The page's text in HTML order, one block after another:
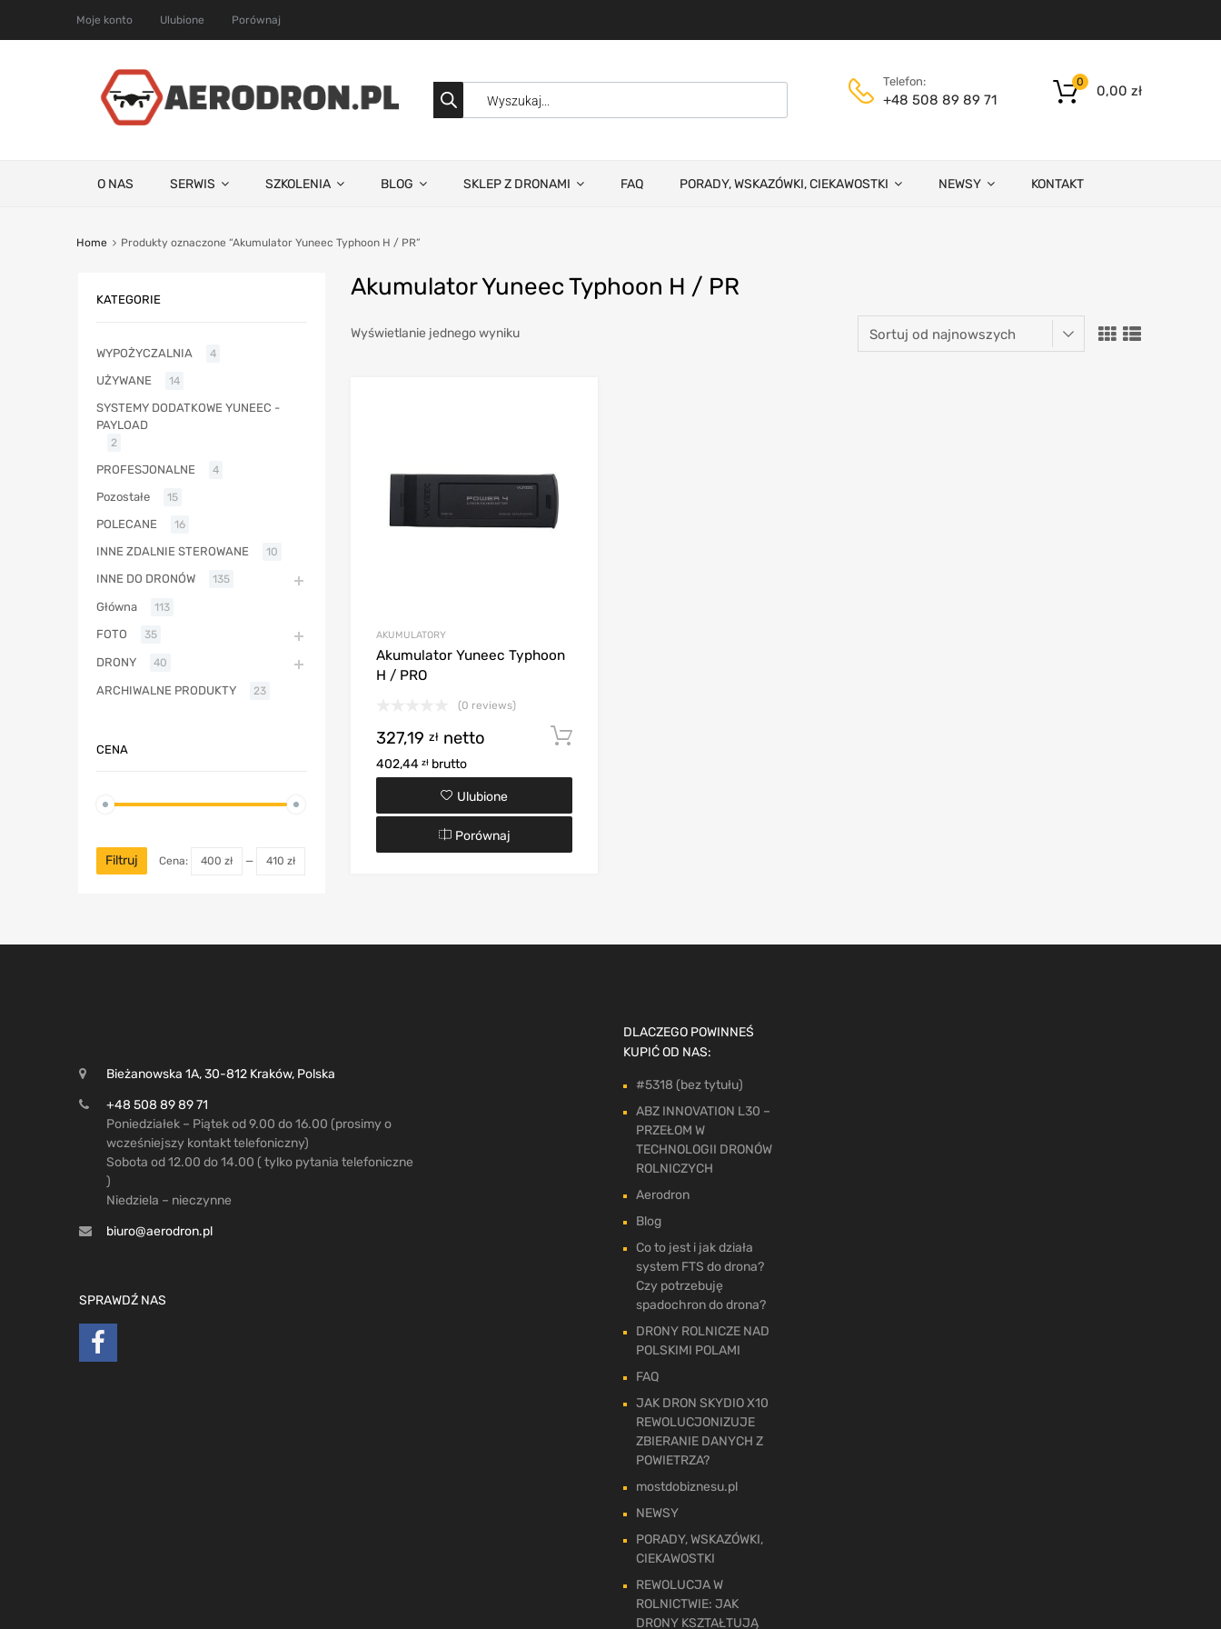
Moje konto Ulubione Porównaj
Telefon:
+48 508 89 89 71
0,00 zł
0
O NAS SERWIS SZKOLENIA BLOG SKLEP Z DRONAMI FAQ PORADY, WSKAZÓWKI, CIEKAWOSTKI NEWSY KONTAKT
Home Produkty oznaczone “Akumulator Yuneec Typhoon H / PR”
Akumulator Yuneec Typhoon H / PR
Wyświetlanie jednego wyniku
AKUMULATORY
Akumulator Yuneec Typhoon
H / PRO
(0 reviews)
327,19 zł netto
402,44 zł brutto
Ulubione
Porównaj
KATEGORIE
WYPOŻYCZALNIA 4
UŻYWANE 14
SYSTEMY DODATKOWE YUNEEC -
PAYLOAD
2
PROFESJONALNE 4
Pozostałe 15
POLECANE 16
INNE ZDALNIE STEROWANE 10
INNE DO DRONÓW 135
Główna 113
FOTO 35
DRONY 40
ARCHIWALNE PRODUKTY 23
CENA
Filtruj Cena: 400 zł — 410 zł
Bieżanowska 1A, 30-812 Kraków, Polska
+48 508 89 89 71
Poniedziałek – Piątek od 9.00 do 16.00 (prosimy o
wcześniejszy kontakt telefoniczny)
Sobota od 12.00 do 14.00 ( tylko pytania telefoniczne
)
Niedziela – nieczynne
biuro@aerodron.pl
SPRAWDŹ NAS
DLACZEGO POWINNEŚ
KUPIĆ OD NAS:
#5318 (bez tytułu)
ABZ INNOVATION L30 –
PRZEŁOM W
TECHNOLOGII DRONÓW
ROLNICZYCH
Aerodron
Blog
Co to jest i jak działa
system FTS do drona?
Czy potrzebuję
spadochron do drona?
DRONY ROLNICZE NAD
POLSKIMI POLAMI
FAQ
JAK DRON SKYDIO X10
REWOLUCJONIZUJE
ZBIERANIE DANYCH Z
POWIETRZA?
mostdobiznesu.pl
NEWSY
PORADY, WSKAZÓWKI,
CIEKAWOSTKI
REWOLUCJA W
ROLNICTWIE: JAK
DRONY KSZTAŁTUJĄ